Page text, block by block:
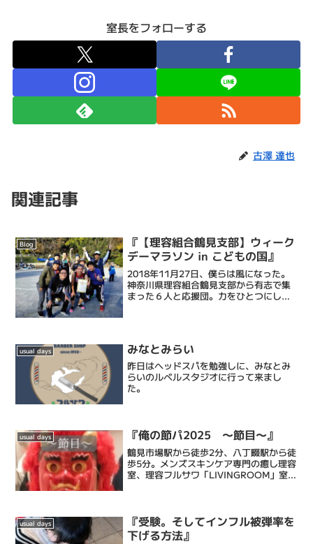
室長をフォローする
古澤 達也
関連記事
Blog
『【理容組合鶴見支部】ウィーク
デーマラソン in こどもの国』
2018年11月27日、僕らは風になった。
神奈川県理容組合鶴見支部から有志で集
まった６人と応援団。力をひとつにして
usual days みなとみらい
昨日はヘッドスパを勉強しに、みなとみ
らいのルベルスタジオに行って来まし
た。
usual days 『俺の節パ2025 ～節目～』
鶴見市場駅から徒歩2分、八丁畷駅から徒
歩5分。メンズスキンケア専門の癒し理容
室、理容フルサワ「LIVINGROOM」室長
スパ、等で癒...
usual days
『受験。そしてインフル被弾率を
下げる方法』